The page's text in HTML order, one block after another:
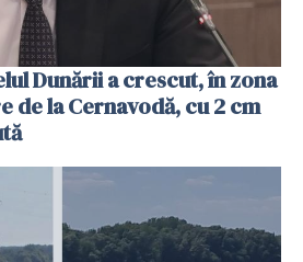
Dunării a crescut, în zona
de la Cernavodă, cu 2 cm